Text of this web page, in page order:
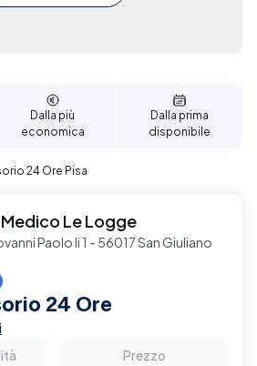
Dalla più
economica
Dalla prima
disponibile
24 Ore Pisa
Le Logge
Paolo Ii 1 - 56017 San Giuliano
24 Ore
Prezzo